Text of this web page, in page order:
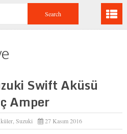
Swift Aküsü
Amper
,Suzuki 27 Kasım 2016